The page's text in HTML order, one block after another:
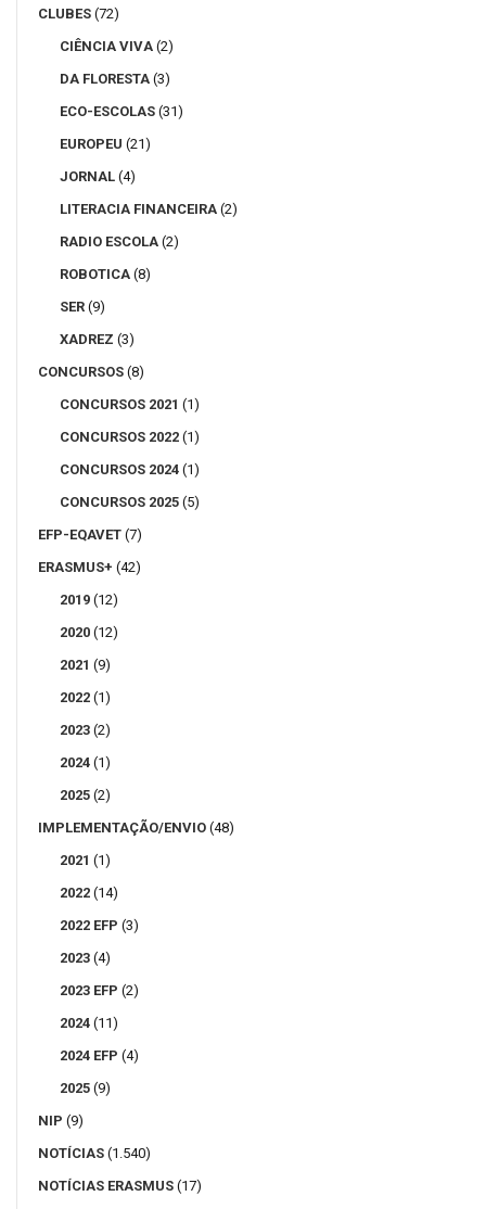
CLUBES (72)
CIÊNCIA VIVA (2)
DA FLORESTA (3)
ECO-ESCOLAS (31)
EUROPEU (21)
JORNAL (4)
LITERACIA FINANCEIRA (2)
RADIO ESCOLA (2)
ROBOTICA (8)
SER (9)
XADREZ (3)
CONCURSOS (8)
CONCURSOS 2021 (1)
CONCURSOS 2022 (1)
CONCURSOS 2024 (1)
CONCURSOS 2025 (5)
EFP-EQAVET (7)
ERASMUS+ (42)
2019 (12)
2020 (12)
2021 (9)
2022 (1)
2023 (2)
2024 (1)
2025 (2)
IMPLEMENTAÇÃO/ENVIO (48)
2021 (1)
2022 (14)
2022 EFP (3)
2023 (4)
2023 EFP (2)
2024 (11)
2024 EFP (4)
2025 (9)
NIP (9)
NOTÍCIAS (1.540)
NOTÍCIAS ERASMUS (17)